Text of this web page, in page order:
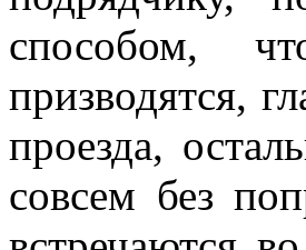
способом,
призводятся,
проезда,
совсем без